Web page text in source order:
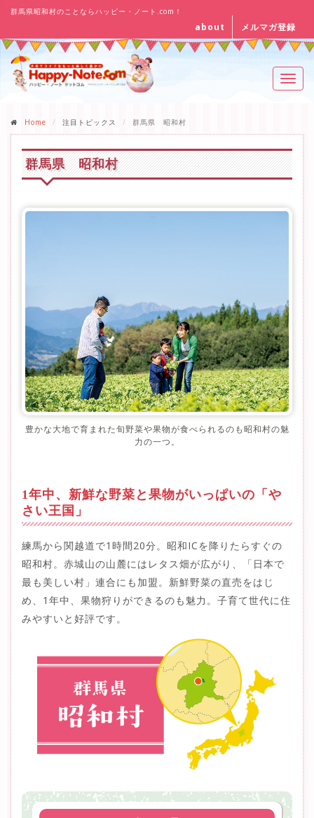
群馬県昭和村のことならハッピー・ノート.com！
about メルマガ登録
Home 注目トピックス 群馬県 昭和村
群馬県 昭和村
豊かな大地で育まれた旬野菜や果物が食べられるのも昭和村の魅
力の一つ。
1年中、新鮮な野菜と果物がいっぱいの「や
さい王国」
練馬から関越道で1時間20分。昭和ICを降りたらすぐの
昭和村。赤城山の山麓にはレタス畑が広がり、「日本で
最も美しい村」連合にも加盟。新鮮野菜の直売をはじ
め、1年中、果物狩りができるのも魅力。子育て世代に住
みやすいと好評です。